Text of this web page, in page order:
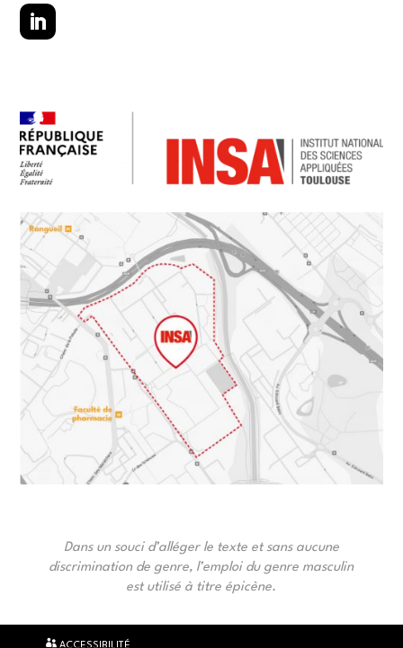
Dans un souci d’alléger le texte et sans aucune
discrimination de genre, l’emploi du genre masculin
est utilisé à titre épicène.